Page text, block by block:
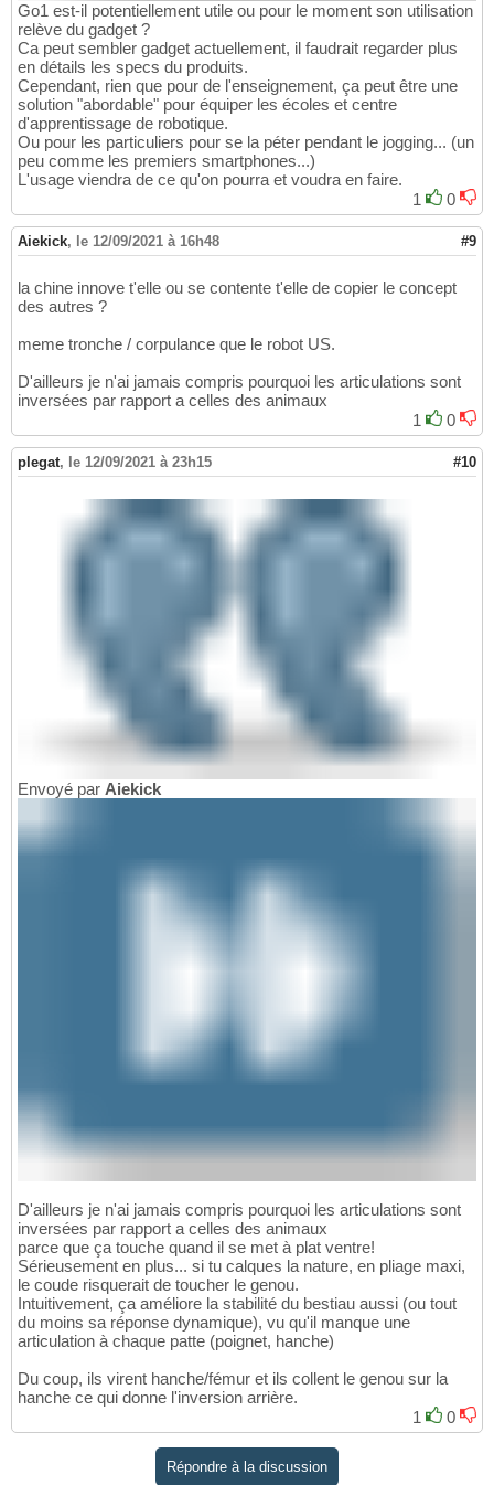
Go1 est-il potentiellement utile ou pour le moment son utilisation
relève du gadget ?
Ca peut sembler gadget actuellement, il faudrait regarder plus
en détails les specs du produits.
Cependant, rien que pour de l'enseignement, ça peut être une
solution "abordable" pour équiper les écoles et centre
d'apprentissage de robotique.
Ou pour les particuliers pour se la péter pendant le jogging... (un
peu comme les premiers smartphones...)
L'usage viendra de ce qu'on pourra et voudra en faire.
1
0
Aiekick, le 12/09/2021 à 16h48 #9
la chine innove t'elle ou se contente t'elle de copier le concept
des autres ?
meme tronche / corpulance que le robot US.
D'ailleurs je n'ai jamais compris pourquoi les articulations sont
inversées par rapport a celles des animaux
1
0
plegat, le 12/09/2021 à 23h15 #10
Envoyé par Aiekick
D'ailleurs je n'ai jamais compris pourquoi les articulations sont
inversées par rapport a celles des animaux
parce que ça touche quand il se met à plat ventre!
Sérieusement en plus... si tu calques la nature, en pliage maxi,
le coude risquerait de toucher le genou.
Intuitivement, ça améliore la stabilité du bestiau aussi (ou tout
du moins sa réponse dynamique), vu qu'il manque une
articulation à chaque patte (poignet, hanche)
Du coup, ils virent hanche/fémur et ils collent le genou sur la
hanche ce qui donne l'inversion arrière.
1
0
Répondre à la discussion